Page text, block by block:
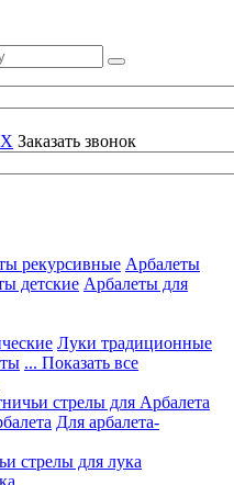
Заказать звонок
рекурсивные Арбалеты
детские Арбалеты для
Луки традиционные
... Показать все
стрелы для Арбалета
Для арбалета-
стрелы для лука